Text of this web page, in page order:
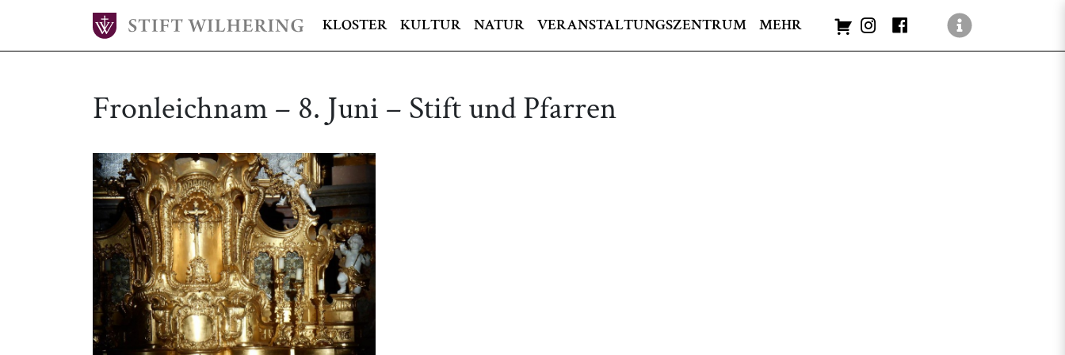
KLOSTER KULTUR NATUR VERANSTALTUNGSZENTRUM MEHR
Fronleichnam – 8. Juni – Stift und Pfarren